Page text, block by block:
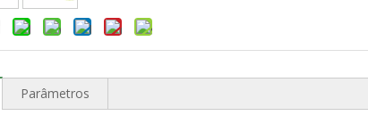
Parâmetros